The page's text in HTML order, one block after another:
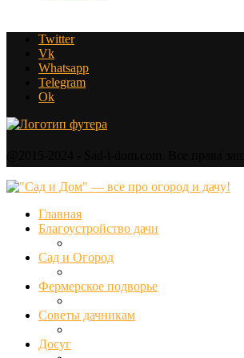
Twitter
Vk
Whatsapp
Telegram
Ok
Главная
Благоустройство дачи
Сад и Огород
Фермерское подворье
Советы дачникам
Досуг